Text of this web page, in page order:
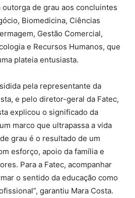
de grau aos concluintes
Biomedicina, Ciências
Gestão Comercial,
e Recursos Humanos, que
plateia entusiasta.
pela representante da
e pelo diretor-geral da Fatec,
explicou o significado da
marco que ultrapassa a vida
grau é o resultado de um
esforço, apoio da família e
Para a Fatec, acompanhar
o sentido da educação como
garantiu Mara Costa.